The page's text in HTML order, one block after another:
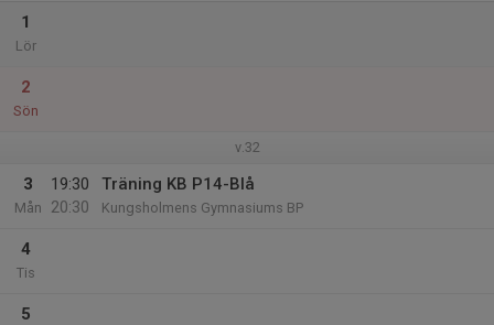
1
Lör
2
Sön
v.32
3
Mån
19:30
20:30
Träning KB P14-Blå
Kungsholmens Gymnasiums BP
4
Tis
5